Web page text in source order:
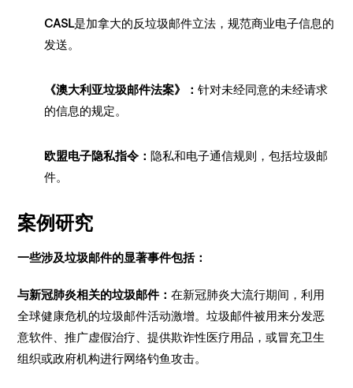
CASL是加拿大的反垃圾邮件立法，规范商业电子信息的
发送。
《澳大利亚垃圾邮件法案》：针对未经同意的未经请求
的信息的规定。
欧盟电子隐私指令： 隐私和电子通信规则，包括垃圾邮
件。
案例研究
一些涉及垃圾邮件的显著事件包括：
与新冠肺炎相关的垃圾邮件：在新冠肺炎大流行期间，利用
全球健康危机的垃圾邮件活动激增。垃圾邮件被用来分发恶
意软件、推广虚假治疗、提供欺诈性医疗用品，或冒充卫生
组织或政府机构进行网络钓鱼攻击。